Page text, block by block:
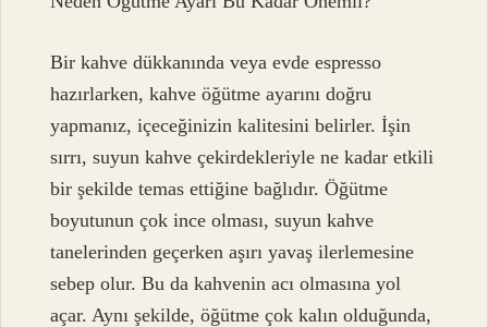
Bir kahve dükkanında veya evde espresso
hazırlarken, kahve öğütme ayarını doğru
yapmanız, içeceğinizin kalitesini belirler. İşin
sırrı, suyun kahve çekirdekleriyle ne kadar etkili
bir şekilde temas ettiğine bağlıdır. Öğütme
boyutunun çok ince olması, suyun kahve
tanelerinden geçerken aşırı yavaş ilerlemesine
sebep olur. Bu da kahvenin acı olmasına yol
açar. Aynı şekilde, öğütme çok kalın olduğunda,